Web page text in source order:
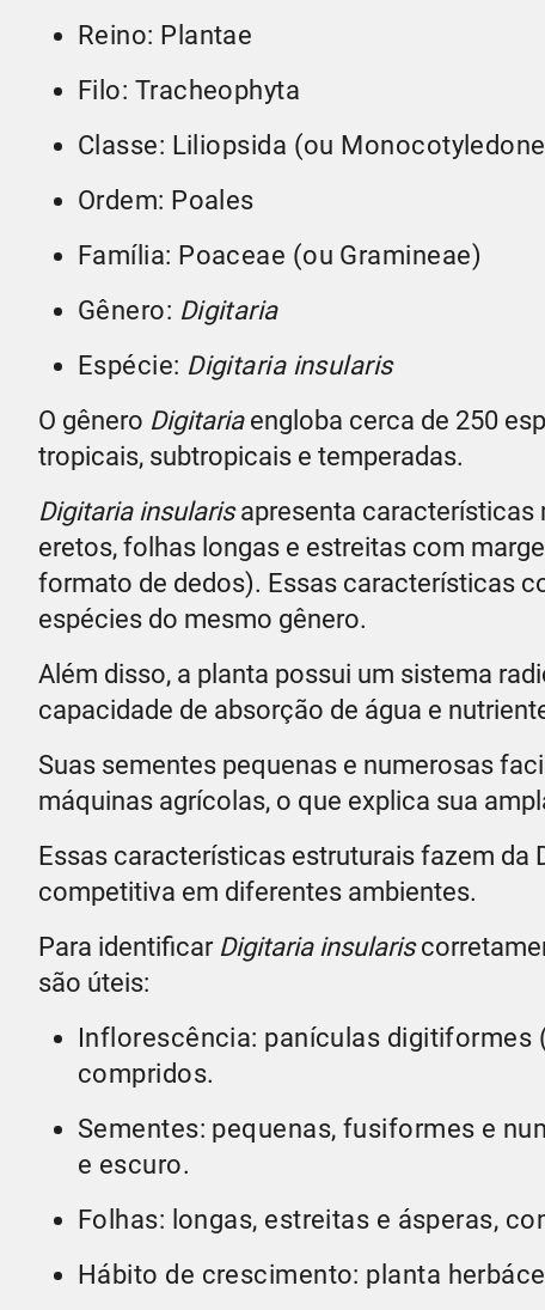
Reino: Plantae
Filo: Tracheophyta
Classe: Liliopsida (ou
Ordem: Poales
Família: Poaceae (ou Gramineae)
Gênero: Digitaria
Espécie: Digitaria insularis
O gênero Digitariaengloba cerca de 250
tropicais, subtropicais e temperadas.
Digitaria insularisapresenta características
eretos, folhas longas e estreitas com
formato de dedos). Essas características
espécies do mesmo gênero.
Além disso, a planta possui um sistema
capacidade de absorção de água e
Suas sementes pequenas e numerosas
máquinas agrícolas, o que explica sua
Essas características estruturais fazem da
competitiva em diferentes ambientes.
Para identificar Digitaria insularis
são úteis:
Inflorescência: panículas
compridos.
Sementes: pequenas, fusiformes e
e escuro.
Folhas: longas, estreitas e ásperas,
Hábito de crescimento: planta